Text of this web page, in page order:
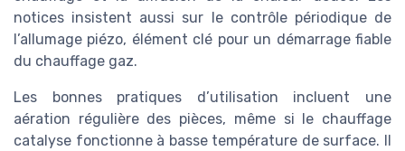
notices insistent aussi sur le contrôle périodique de
l’allumage piézo, élément clé pour un démarrage fiable
du chauffage gaz.
Les bonnes pratiques d’utilisation incluent une
aération régulière des pièces, même si le chauffage
catalyse fonctionne à basse température de surface. Il